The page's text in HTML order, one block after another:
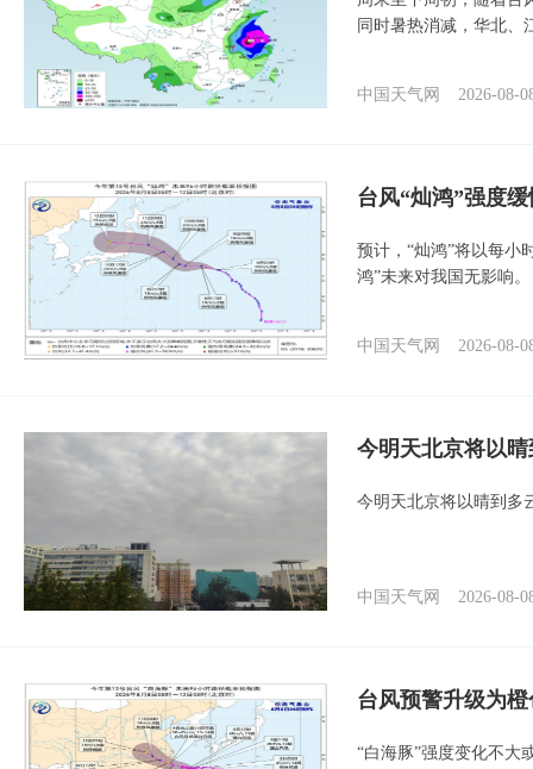
同时暑热消减，华北、
中国天气网 2026-08-
台风“灿鸿”强度
预计，“灿鸿”将以每小
鸿”未来对我国无影响。
中国天气网 2026-08-
今明天北京将以
今明天北京将以晴到多
中国天气网 2026-08-
台风预警升级为
“白海豚”强度变化不大